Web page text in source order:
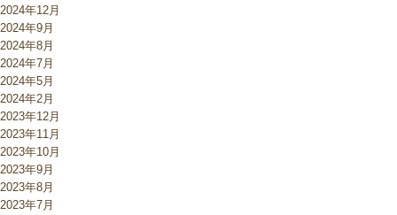
2024年12月
2024年9月
2024年8月
2024年7月
2024年5月
2024年2月
2023年12月
2023年11月
2023年10月
2023年9月
2023年8月
2023年7月